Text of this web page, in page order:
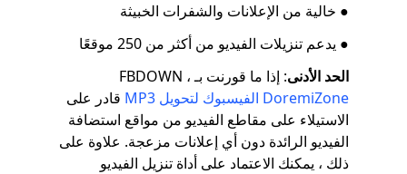
● خالية من الإعلانات والشفرات الخبيثة
● يدعم تنزيلات الفيديو من أكثر من 250 موقعًا
الحد الأدنى: إذا ما قورنت بـ FBDOWN ،
DoremiZone الفيسبوك لتحويل MP3
قادر على
الاستيلاء على مقاطع الفيديو من مواقع استضافة
الفيديو الرائدة دون أي إعلانات مزعجة. علاوة على
ذلك ، يمكنك الاعتماد على أداة تنزيل الفيديو